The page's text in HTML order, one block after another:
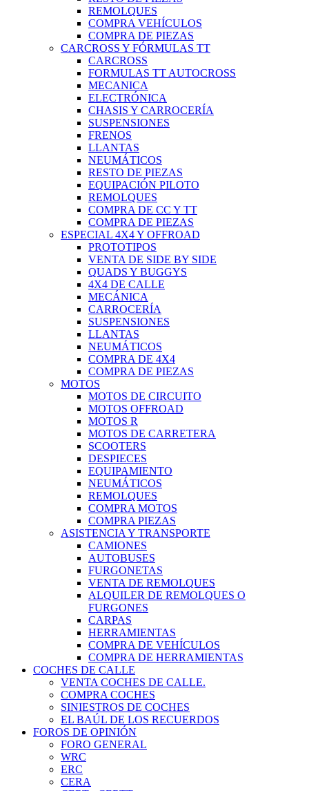
REMOLQUES
COMPRA VEHÍCULOS
COMPRA DE PIEZAS
CARCROSS Y FÓRMULAS TT
CARCROSS
FORMULAS TT AUTOCROSS
MECANICA
ELECTRÓNICA
CHASIS Y CARROCERÍA
SUSPENSIONES
FRENOS
LLANTAS
NEUMÁTICOS
RESTO DE PIEZAS
EQUIPACIÓN PILOTO
REMOLQUES
COMPRA DE CC Y TT
COMPRA DE PIEZAS
ESPECIAL 4X4 Y OFFROAD
PROTOTIPOS
VENTA DE SIDE BY SIDE
QUADS Y BUGGYS
4X4 DE CALLE
MECÁNICA
CARROCERÍA
SUSPENSIONES
LLANTAS
NEUMÁTICOS
COMPRA DE 4X4
COMPRA DE PIEZAS
MOTOS
MOTOS DE CIRCUITO
MOTOS OFFROAD
MOTOS R
MOTOS DE CARRETERA
SCOOTERS
DESPIECES
EQUIPAMIENTO
NEUMÁTICOS
REMOLQUES
COMPRA MOTOS
COMPRA PIEZAS
ASISTENCIA Y TRANSPORTE
CAMIONES
AUTOBUSES
FURGONETAS
VENTA DE REMOLQUES
ALQUILER DE REMOLQUES O
FURGONES
CARPAS
HERRAMIENTAS
COMPRA DE VEHÍCULOS
COMPRA DE HERRAMIENTAS
COCHES DE CALLE
VENTA COCHES DE CALLE.
COMPRA COCHES
SINIESTROS DE COCHES
EL BAÚL DE LOS RECUERDOS
FOROS DE OPINIÓN
FORO GENERAL
WRC
ERC
CERA